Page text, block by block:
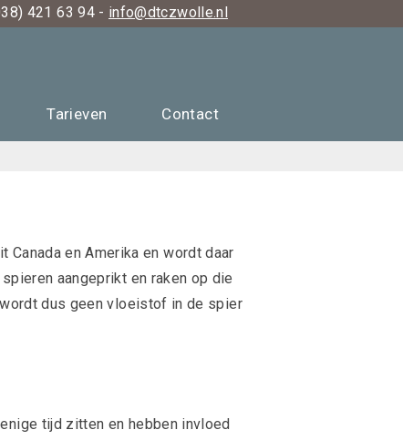
421 63 94 - info@dtczwolle.nl
Tarieven Contact
en Amerika en wordt daar
aangeprikt en raken op die
wordt dus geen vloeistof in de spier
tijd zitten en hebben invloed